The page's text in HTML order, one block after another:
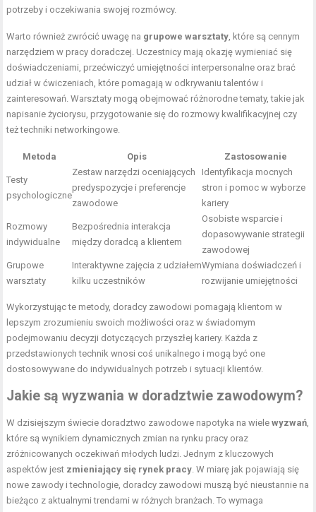
potrzeby i oczekiwania swojej rozmówcy.
Warto również zwrócić uwagę na grupowe warsztaty , które są cennym
narzędziem w pracy doradczej. Uczestnicy mają okazję wymieniać się
doświadczeniami, przećwiczyć umiejętności interpersonalne oraz brać
udział w ćwiczeniach, które pomagają w odkrywaniu talentów i
zainteresowań. Warsztaty mogą obejmować różnorodne tematy, takie jak
napisanie życiorysu, przygotowanie się do rozmowy kwalifikacyjnej czy
też techniki networkingowe.
Metoda Opis Zastosowanie
Testy
psychologiczne
Zestaw narzędzi oceniających
predyspozycje i preferencje
zawodowe
Identyfikacja mocnych
stron i pomoc w wyborze
kariery
Rozmowy
indywidualne
Bezpośrednia interakcja
między doradcą a klientem
Osobiste wsparcie i
dopasowywanie strategii
zawodowej
Grupowe
warsztaty
Interaktywne zajęcia z udziałem
kilku uczestników
Wymiana doświadczeń i
rozwijanie umiejętności
Wykorzystując te metody, doradcy zawodowi pomagają klientom w
lepszym zrozumieniu swoich możliwości oraz w świadomym
podejmowaniu decyzji dotyczących przyszłej kariery. Każda z
przedstawionych technik wnosi coś unikalnego i mogą być one
dostosowywane do indywidualnych potrzeb i sytuacji klientów.
Jakie są wyzwania w doradztwie zawodowym?
W dzisiejszym świecie doradztwo zawodowe napotyka na wielewyzwań
które są wynikiem dynamicznych zmian na rynku pracy oraz
zróżnicowanych oczekiwań młodych ludzi. Jednym z kluczowych
aspektów jest zmieniający się rynek pracy . W miarę jak pojawiają się
nowe zawody i technologie, doradcy zawodowi muszą być nieustannie na
bieżąco z aktualnymi trendami w różnych branżach. To wymaga